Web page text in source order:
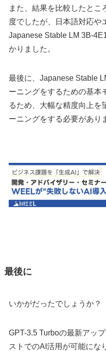
また、結果を比較したとこ
度でしたが、日本語対応や
Japanese Stable LM 3B-
かりました。
最後に、Japanese Stable
ーニングをするための基本
るため、大幅な精度向上を
ーニングをする必要があり
最後に
いかがだったでしょうか？
GPT-3.5 Turboの最新アッ
ストでのAI活用が可能にな